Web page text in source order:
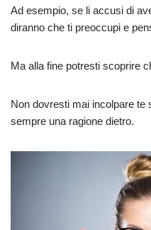
Ad esempio, se li accusi di
diranno che ti preoccupi e
Ma alla fine potresti scoprire
Non dovresti mai incolpare te
sempre una ragione dietro.